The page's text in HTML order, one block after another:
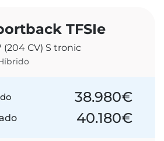
TFSIe
(204 CV) S tronic
38.980€
40.180€